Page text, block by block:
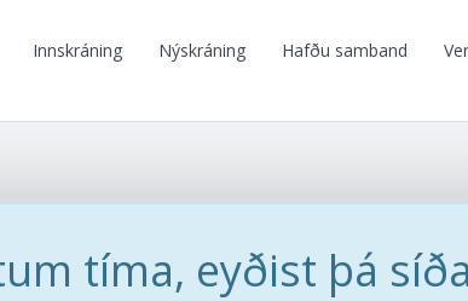
Innskráning Nýskráning Hafðu samband
tíma, eyðist þá